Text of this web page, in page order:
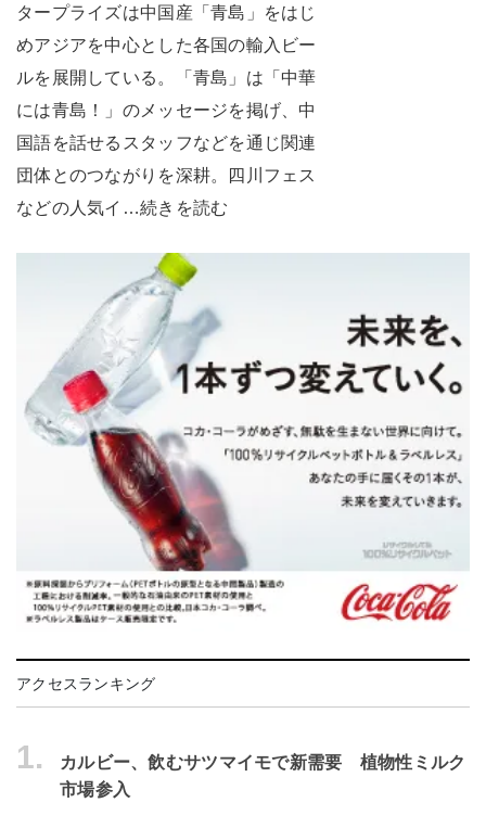
タープライズは中国産「青島」をはじ
めアジアを中心とした各国の輸入ビー
ルを展開している。「青島」は「中華
には青島！」のメッセージを掲げ、中
国語を話せるスタッフなどを通じ関連
団体とのつながりを深耕。四川フェス
などの人気イ…続きを読む
アクセスランキング
1.
カルビー、飲むサツマイモで新需要 植物性ミルク
市場参入